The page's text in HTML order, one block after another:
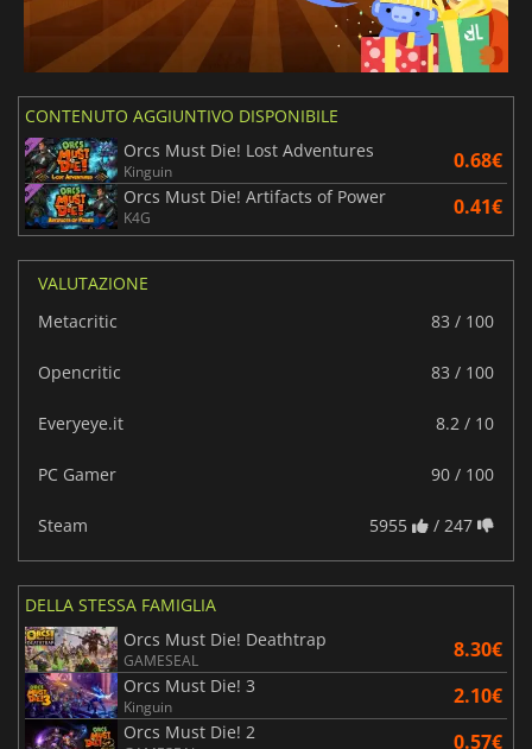
CONTENUTO AGGIUNTIVO DISPONIBILE
Orcs Must Die! Lost Adventures
Kinguin 0.68€
Orcs Must Die! Artifacts of Power
K4G 0.41€
VALUTAZIONE
Metacritic
83 / 100
Opencritic 83 / 100
Everyeye.it 8.2 / 10
PC Gamer 90 / 100
Steam 5955 / 247
DELLA STESSA FAMIGLIA
Orcs Must Die! Deathtrap
GAMESEAL 8.30€
Orcs Must Die! 3
Kinguin 2.10€
Orcs Must Die! 2 0.57€